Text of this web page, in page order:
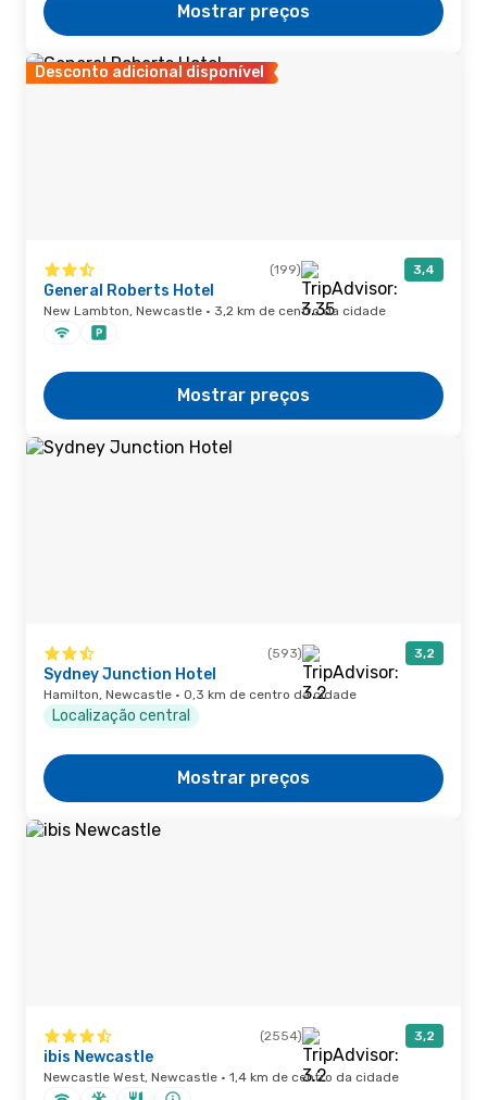
Mostrar preços
Desconto adicional disponível
(199) 3,4
General Roberts Hotel
New Lambton, Newcastle · 3,2 km de centro da cidade
Mostrar preços
(593) 3,2
Sydney Junction Hotel
Hamilton, Newcastle · 0,3 km de centro da cidade
Localização central
Mostrar preços
(2554) 3,2
ibis Newcastle
Newcastle West, Newcastle · 1,4 km de centro da cidade